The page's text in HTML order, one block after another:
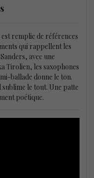
est remplie de références
qui rappellent les
avec une
Tirolien, les saxophones
ballade donne le ton.
le tout. Une patte
poétique.